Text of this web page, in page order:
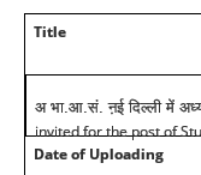
Title
अ भा.आ.सं. ऩई दिल्ली में
invited for the post of
Date of Uploading